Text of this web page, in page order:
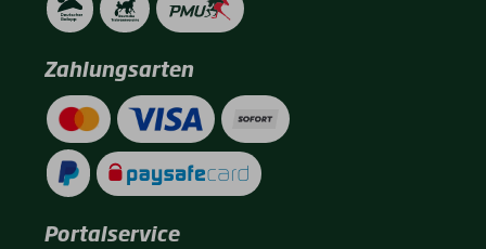
Zahlungsarten
Portalservice